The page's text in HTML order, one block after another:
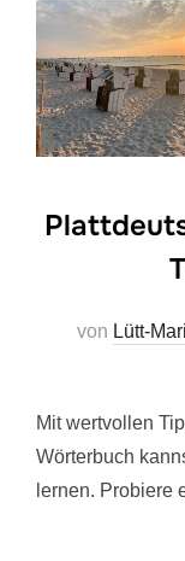
von Lütt-
Mit wertvollen
Wörterbuch
lernen. Probiere